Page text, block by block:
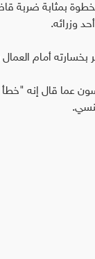
بمثابة ضربة
وزرائه.
أمام
عما قال إنه